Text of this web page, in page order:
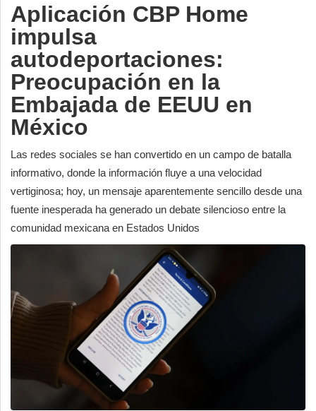
Aplicación CBP Home
impulsa
autodeportaciones:
Preocupación en la
Embajada de EEUU en
México
Las redes sociales se han convertido en un campo de batalla
informativo, donde la información fluye a una velocidad
vertiginosa; hoy, un mensaje aparentemente sencillo desde una
fuente inesperada ha generado un debate silencioso entre la
comunidad mexicana en Estados Unidos